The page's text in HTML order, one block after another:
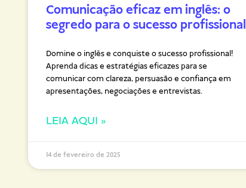
Comunicação eficaz em inglês: o
segredo para o sucesso profissional
Domine o inglês e conquiste o sucesso profissional!
Aprenda dicas e estratégias eficazes para se
comunicar com clareza, persuasão e confiança em
apresentações, negociações e entrevistas.
LEIA AQUI »
14 de fevereiro de 2025